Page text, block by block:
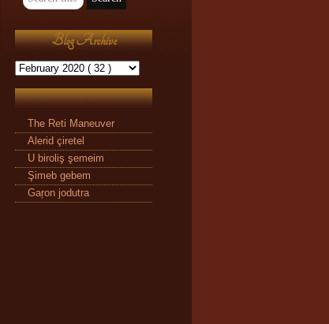
Blog Archive
The Reti Maneuver
Alerid çiretel
U biroliş şemeim
Şimeb gebem
Gaŗon jodutra